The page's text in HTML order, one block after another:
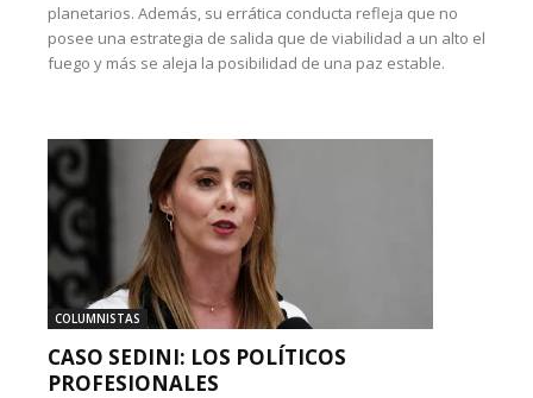
planetarios. Además, su errática conducta refleja que no
posee una estrategia de salida que de viabilidad a un alto el
fuego y más se aleja la posibilidad de una paz estable.
COLUMNISTAS
CASO SEDINI: LOS POLÍTICOS
PROFESIONALES